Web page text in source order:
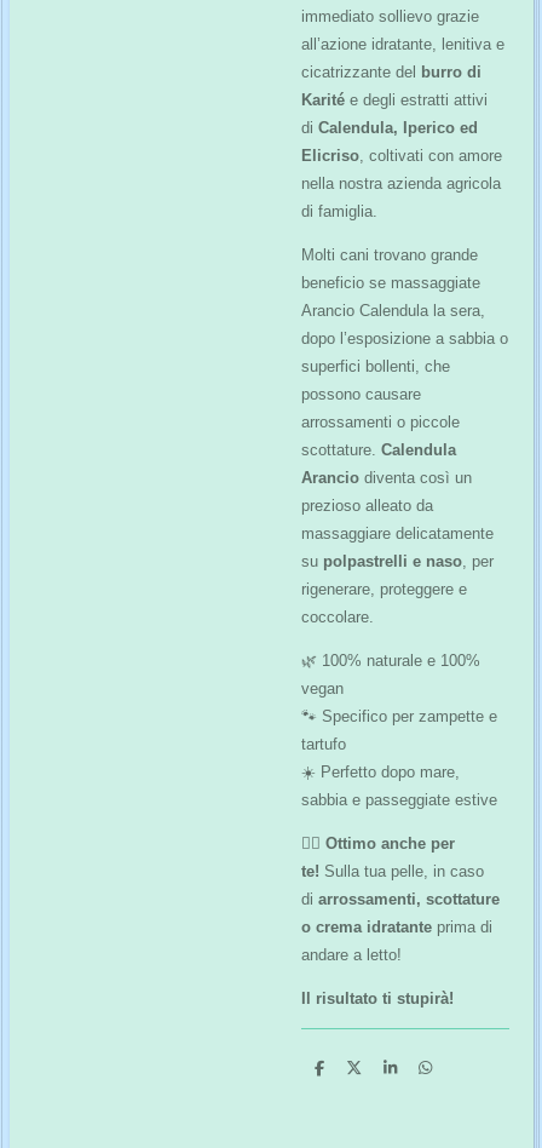
immediato sollievo grazie
all’azione idratante, lenitiva e
cicatrizzante del burro di
Karité e degli estratti attivi
di Calendula, Iperico ed
Elicriso, coltivati con amore
nella nostra azienda agricola
di famiglia.
Molti cani trovano grande
beneficio se massaggiate
Arancio Calendula la sera,
dopo l’esposizione a sabbia o
superfici bollenti, che
possono causare
arrossamenti o piccole
scottature. Calendula
Arancio diventa così un
prezioso alleato da
massaggiare delicatamente
su polpastrelli e naso, per
rigenerare, proteggere e
coccolare.
🌿 100% naturale e 100%
vegan
🐾 Specifico per zampette e
tartufo
☀️ Perfetto dopo mare,
sabbia e passeggiate estive
🙋‍♀️ Ottimo anche per
te! Sulla tua pelle, in caso
di arrossamenti, scottature
o crema idratante prima di
andare a letto!
Il risultato ti stupirà!
C
C
C
C